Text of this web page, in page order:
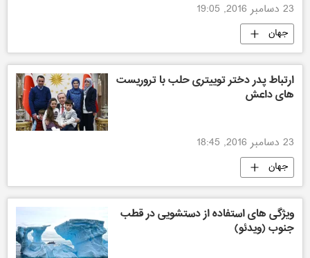
23 دسامبر 2016, 19:05
جهان
ارتباط پدر دختر توییتری حلب با تروریست
های داعش
23 دسامبر 2016, 18:45
جهان
ویژگی های استفاده از دستشویی در قطب
جنوب (ویدئو)